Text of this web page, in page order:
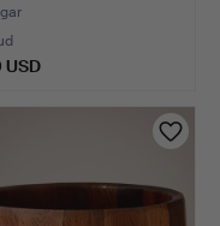
USD